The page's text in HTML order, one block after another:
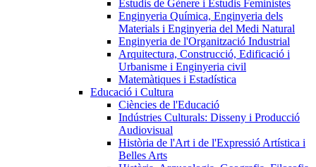
Estudis de Gènere i Estudis Feministes
Enginyeria Química, Enginyeria dels
Materials i Enginyeria del Medi Natural
Enginyeria de l'Organització Industrial
Arquitectura, Construcció, Edificació i
Urbanisme i Enginyeria civil
Matemàtiques i Estadística
Educació i Cultura
Ciències de l'Educació
Indústries Culturals: Disseny i Producció
Audiovisual
Història de l'Art i de l'Expressió Artística i
Belles Arts